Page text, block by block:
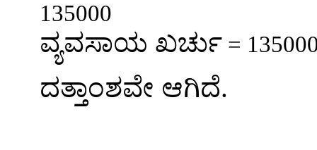
135000
ವ್ಯವಸಾಯ ಖರ್ಚು =
ದತ್ತಾಂಶವೇ ಆಗಿದೆ.